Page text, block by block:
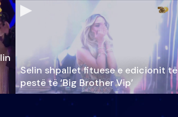
Selin shpallet fituese e edicionit të
pestë të ‘Big Brother Vip’